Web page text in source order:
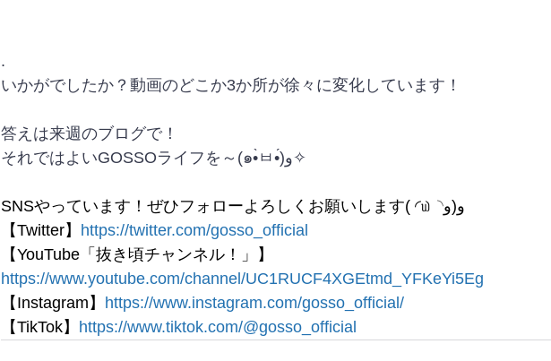
.
いかがでしたか？動画のどこか3か所が徐々に変化しています！
答えは来週のブログで！
それではよいGOSSOライフを～(๑•̀ㅂ•́)و✧
SNSやっています！ぜひフォローよろしくお願いします( ◜௰◝و(و
【Twitter】 https://twitter.com/gosso_official
【YouTube「抜き頃チャンネル！」】
https://www.youtube.com/channel/UC1RUCF4XGEtmd_YFKeYi5Eg
【Instagram】 https://www.instagram.com/gosso_official/
【TikTok】 https://www.tiktok.com/@gosso_official